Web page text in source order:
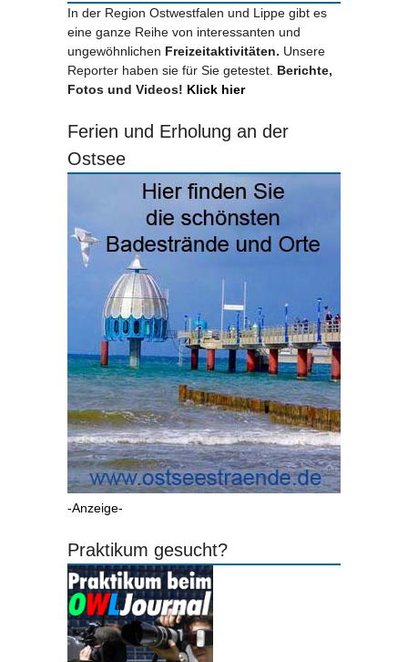
In der Region Ostwestfalen und Lippe gibt es
eine ganze Reihe von interessanten und
ungewöhnlichen Freizeitaktivitäten. Unsere
Reporter haben sie für Sie getestet. Berichte,
Fotos und Videos! Klick hier
Ferien und Erholung an der
Ostsee
-Anzeige-
Praktikum gesucht?